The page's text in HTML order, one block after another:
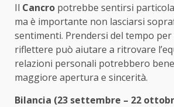
Il Cancro potrebbe sentirsi
ma è importante non lasciarsi
sentimenti. Prendersi del tempo per
riflettere può aiutare a ritrovare
relazioni personali potrebbero
maggiore apertura e sincerità.
Bilancia (23 settembre – 22